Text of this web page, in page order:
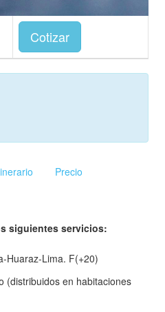
Cotizar
Precio
siguientes servicios:
Huaraz-Lima. F(+20)
(distribuidos en habitaciones